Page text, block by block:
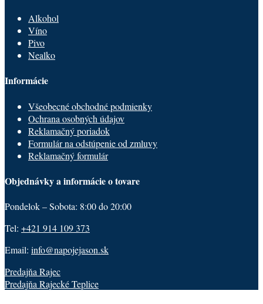
Alkohol
Víno
Pivo
Nealko
Informácie
Všeobecné obchodné podmienky
Ochrana osobných údajov
Reklamačný poriadok
Formulár na odstúpenie od zmluvy
Reklamačný formulár
Objednávky a informácie o tovare
Pondelok – Sobota: 8:00 do 20:00
Tel: +421 914 109 373
Email: info@napojejason.sk
Predajňa Rajec
Predajňa Rajecké Teplice